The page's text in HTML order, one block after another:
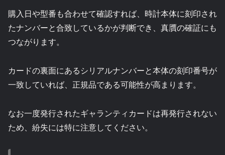
購入日や型番も合わせて確認すれば、時計本体に刻印され
たナンバーと合致しているかが判断でき、真贋の確証にも
つながります。
カードの裏面にあるシリアルナンバーと本体の刻印番号が
一致していれば、正規品である可能性が高まります。
なお一度発行されたギャランティカードは再発行されない
ため、紛失には特に注意してください。